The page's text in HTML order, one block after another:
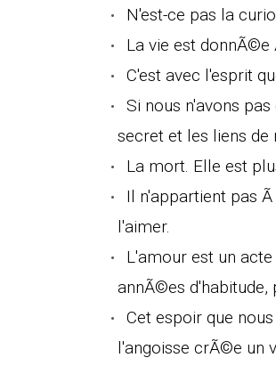
N'est-ce pas la
La vie est
C'est avec l'esprit
Si nous n'avons
secret et les liens de
La mort. Elle est
Il n'appartient pas
l'aimer.
L'amour est un
annÃ©es d'habitude,
Cet espoir que
l'angoisse crÃ©e un